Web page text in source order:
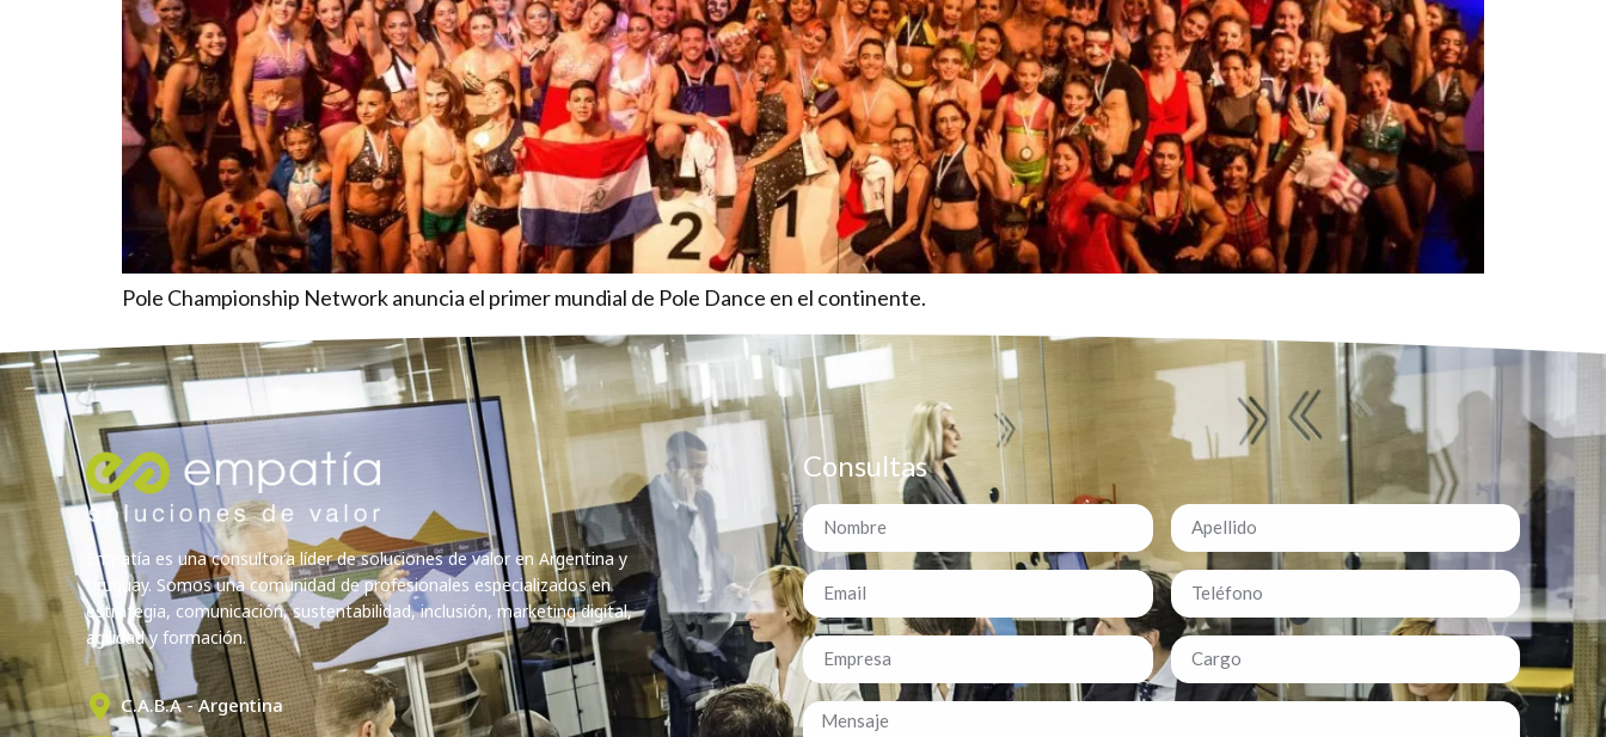
Pole Championship Network anuncia el primer mundial de Pole Dance en el continente.
Empatía es una consultora líder de soluciones de valor en Argentina y
Uruguay. Somos una comunidad de profesionales especializados en
estrategia, comunicación, sustentabilidad, inclusión, marketing digital,
agilidad y formación.
C.A.B.A - Argentina
Consultas